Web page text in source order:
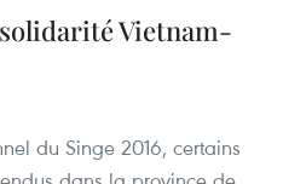
Vietnam-
du Singe 2016, certains